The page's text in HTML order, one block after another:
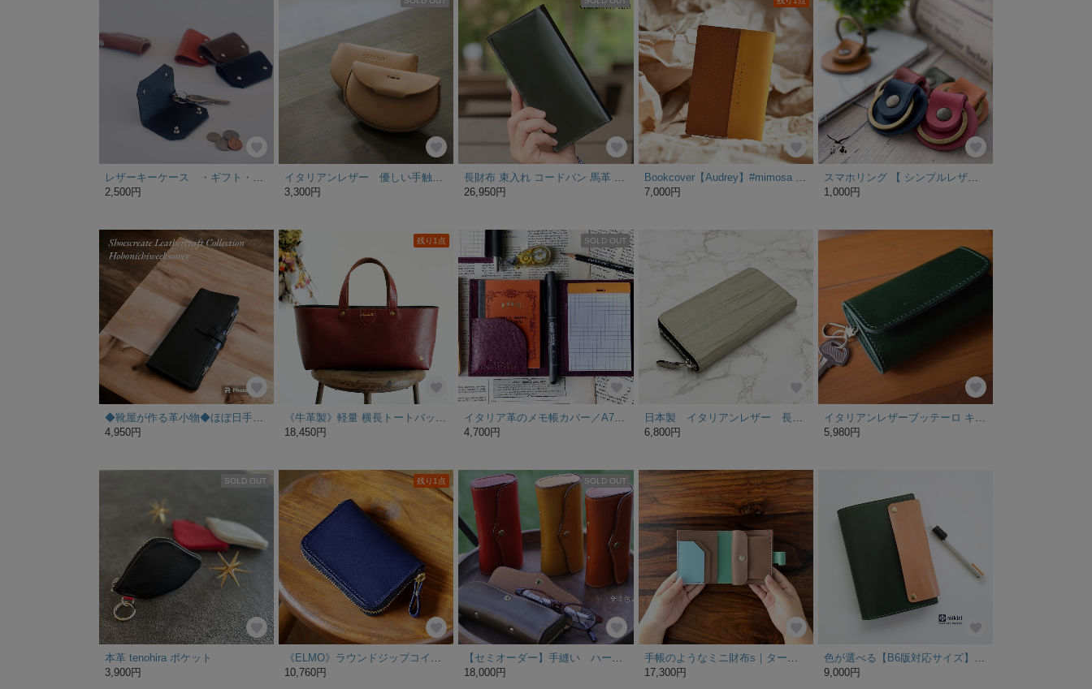
2,500円
3,300円
26,950円
7,000円
スマホリング 【 シンプルレザーリング 】 落下防止 モバイルリング イタリアンレザー 革 シンプル 丸 父の日 FH04K
1,000円
4,950円
残り1点
18,450円
SOLD OUT
4,700円
日本製 イタリアンレザー 長財布 ロングウォレット 上質 牛革 ラウンドファスナー
6,800円
5,980円
SOLD OUT
本革 tenohira ポケット
3,900円
残り1点
《ELMO》ラウンドジップコインケース ネイビー
10,760円
SOLD OUT
【セミオーダー】手縫い ハード眼鏡ケース
18,000円
手帳のようなミニ財布s｜ターコイズ×ベージュ×水色〈受注製作〉
17,300円
色が選べる【B6版対応サイズ】バイカラーの手帳カバー（受注製作）本革
9,000円